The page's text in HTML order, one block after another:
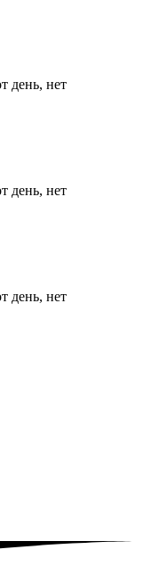
день, нет
день, нет
день, нет